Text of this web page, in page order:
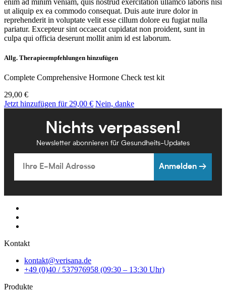
enim ad minim veniam, quis nostrud exercitation ullamco laboris nisi
ut aliquip ex ea commodo consequat. Duis aute irure dolor in
reprehenderit in voluptate velit esse cillum dolore eu fugiat nulla
pariatur. Excepteur sint occaecat cupidatat non proident, sunt in
culpa qui officia deserunt mollit anim id est laborum.
Allg. Therapieempfehlungen hinzufügen
Complete Comprehensive Hormone Check test kit
29,00 €
Jetzt hinzufügen für 29,00 € Nein, danke
Nichts verpassen!
Newsletter abonnieren für Gesundheits-Updates
Anmelden →
Kontakt
kontakt@verisana.de
+49 (0)40 / 537976958 (09:30 – 13:30 Uhr)
Produkte